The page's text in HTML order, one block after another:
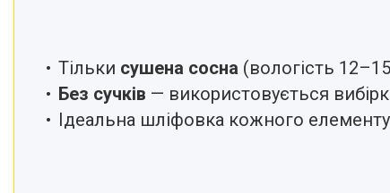
Тільки сушена сосна (вологість
Без сучків — використовується
Ідеальна шліфовка кожного елементу